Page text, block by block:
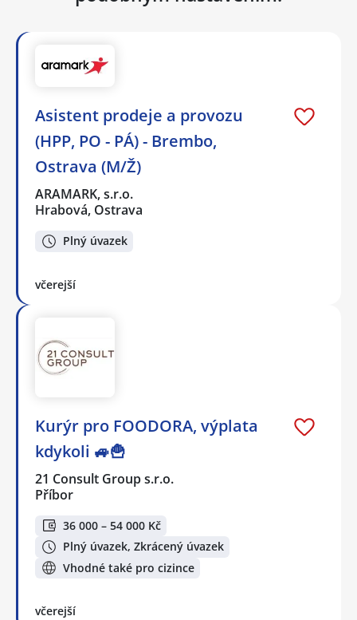
Asistent prodeje a provozu
(HPP, PO - PÁ) - Brembo,
Ostrava (M/Ž)
ARAMARK, s.r.o.
Hrabová, Ostrava
Plný úvazek
včerejší
Kurýr pro FOODORA, výplata
kdykoli 🚙🍟
21 Consult Group s.r.o.
Příbor
36 000 – 54 000 Kč
Plný úvazek, Zkrácený úvazek
Vhodné také pro cizince
včerejší